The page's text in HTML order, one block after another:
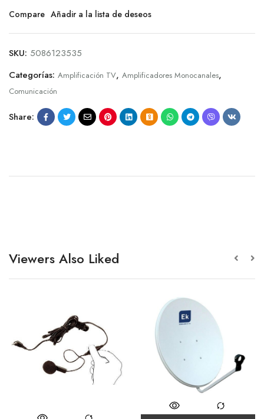
Compare Añadir a la lista de deseos
SKU: 5086123535
Categorías: Amplificación TV, Amplificadores Monocanales,
Comunicación
Share:
Viewers Also Liked